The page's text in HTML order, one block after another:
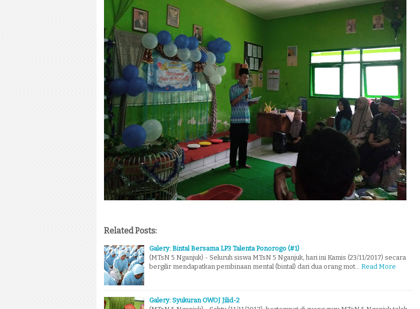
Related Posts:
Galery: Bintal Bersama LP3 Talenta Ponorogo (#1)
(MTsN 5 Nganjuk) - Seluruh siswa MTsN 5 Nganjuk, hari ini Kamis (23/11/2017) secara
bergilir mendapatkan pembinaan mental (bintal) dari dua orang mot… Read More
Galery: Syukuran OWOJ Jilid-2